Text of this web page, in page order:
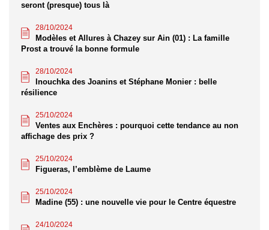
seront (presque) tous là
28/10/2024
Modèles et Allures à Chazey sur Ain (01) : La famille
Prost a trouvé la bonne formule
28/10/2024
Inouchka des Joanins et Stéphane Monier : belle
résilience
25/10/2024
Ventes aux Enchères : pourquoi cette tendance au non
affichage des prix ?
25/10/2024
Figueras, l’emblème de Laume
25/10/2024
Madine (55) : une nouvelle vie pour le Centre équestre
24/10/2024